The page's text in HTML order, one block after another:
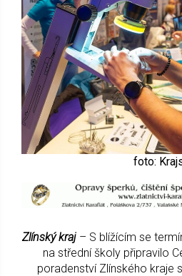
foto:
Zlínský kraj – S blížícím se
na střední školy připravilo
poradenství Zlínského kraje